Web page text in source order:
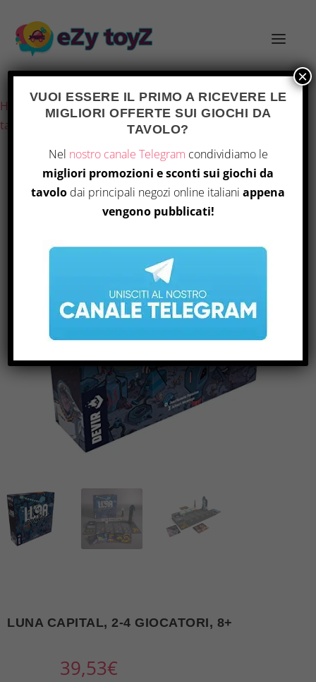
Home /Giochi e giocattoli/Giochi di società/Giochi da
tavolo
/ Luna Capital, 2-4 Giocatori, 8+
LUNA CAPITAL, 2-4 GIOCATORI, 8+
39,53€
VUOI ESSERE IL PRIMO A RICEVERE LE
MIGLIORI OFFERTE SUI GIOCHI DA
TAVOLO?
Nel nostro canale Telegram condividiamo le
migliori promozioni e sconti sui giochi da
tavolo dai principali negozi online italiani appena
vengono pubblicati!
×